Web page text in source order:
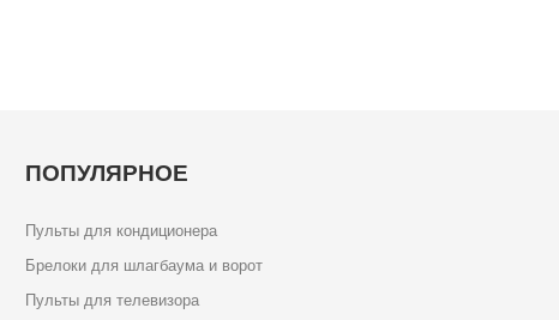
ПОПУЛЯРНОЕ
Пульты для кондиционера
Брелоки для шлагбаума и ворот
Пульты для телевизора